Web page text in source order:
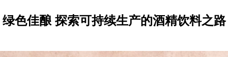
绿色佳酿 探索可持续生产的酒精饮料之路